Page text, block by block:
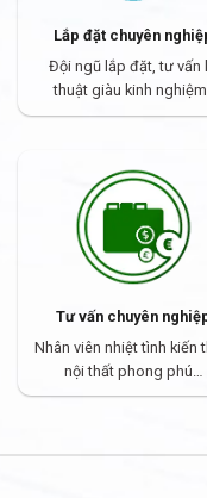
Lắp đặt chuyên
Đội ngũ lắp đặt, tư vấn
thuật giàu kinh
Tư vấn chuyên
Nhân viên nhiệt tình kiến
nội thất phong phú…